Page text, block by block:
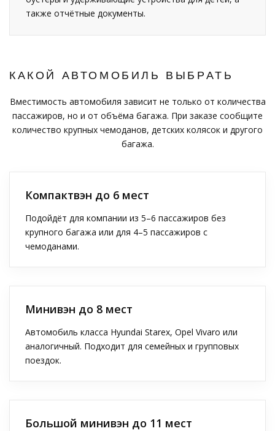
также отчётные документы.
КАКОЙ АВТОМОБИЛЬ ВЫБРАТЬ
Вместимость автомобиля зависит не только от количества
пассажиров, но и от объёма багажа. При заказе сообщите
количество крупных чемоданов, детских колясок и другого
багажа.
Компактвэн до 6 мест
Подойдёт для компании из 5–6 пассажиров без
крупного багажа или для 4–5 пассажиров с
чемоданами.
Минивэн до 8 мест
Автомобиль класса Hyundai Starex, Opel Vivaro или
аналогичный. Подходит для семейных и групповых
поездок.
Большой минивэн до 11 мест